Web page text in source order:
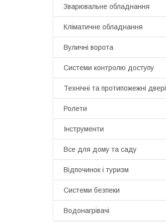
Зварювальне обладнання
Кліматичне обладнання
Вуличні ворота
Системи контролю доступу
Технічні та протипожежні двері
Ролети
Інструменти
Все для дому та саду
Відпочинок і туризм
Системи безпеки
Водонагрівачі